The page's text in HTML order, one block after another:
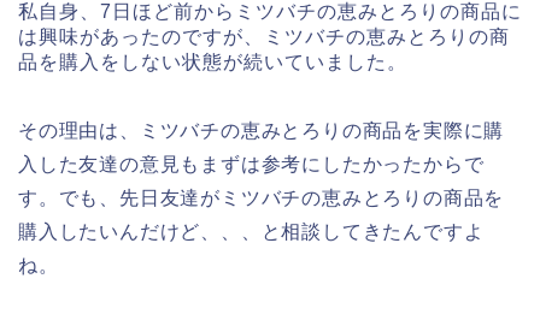
私自身、7日ほど前からミツバチの恵みとろりの商品に
は興味があったのですが、ミツバチの恵みとろりの商
品を購入をしない状態が続いていました。
その理由は、ミツバチの恵みとろりの商品を実際に購
入した友達の意見もまずは参考にしたかったからで
す。でも、先日友達がミツバチの恵みとろりの商品を
購入したいんだけど、、、と相談してきたんですよ
ね。